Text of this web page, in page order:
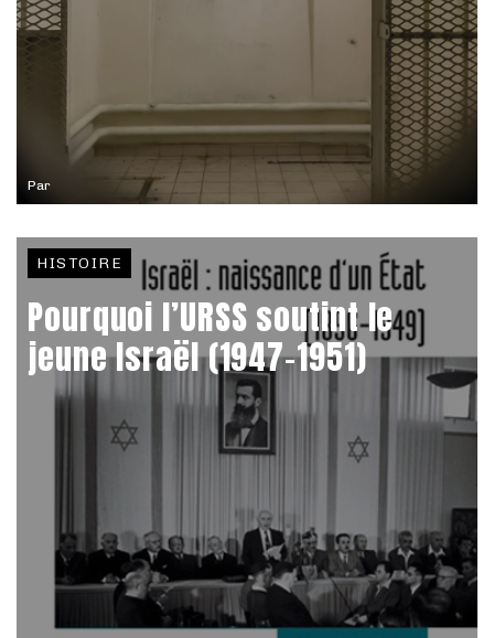
Par
HISTOIRE
Pourquoi l’URSS soutint le
jeune Israël (1947-1951)